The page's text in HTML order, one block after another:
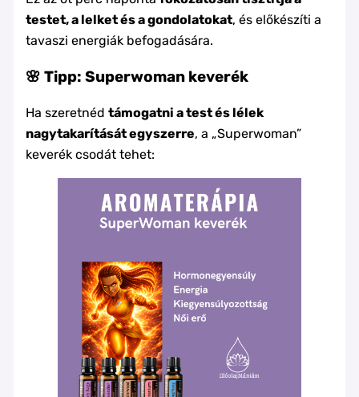
testet, a lelket és a gondolatokat, és előkészíti a
tavaszi energiák befogadására.
🌸 Tipp: Superwoman keverék
Ha szeretnéd támogatni a test és lélek
nagytakarítását egyszerre, a „Superwoman”
keverék csodát tehet: